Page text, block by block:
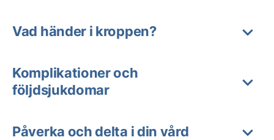
Vad händer i kroppen?
Komplikationer och
följdsjukdomar
Påverka och delta i din vård